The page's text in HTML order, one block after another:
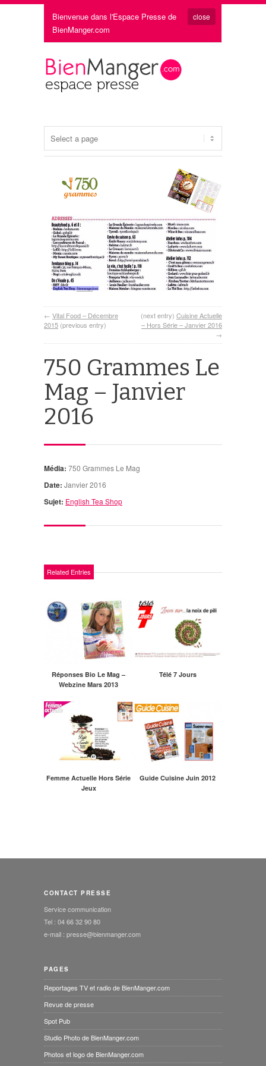
Bienvenue dans l'Espace Presse de
BienManger.com
close
← Vital Food – Décembre
2015 (previous entry)
(next entry) Cuisine Actuelle
– Hors Série – Janvier 2016
→
750 Grammes Le
Mag – Janvier
2016
Média: 750 Grammes Le Mag
Date: Janvier 2016
Sujet: English Tea Shop
Related Entries
Réponses Bio Le Mag –
Webzine Mars 2013
Télé 7 Jours
Femme Actuelle Hors Série
Jeux
Guide Cuisine Juin 2012
CONTACT PRESSE
Service communication
Tel : 04 66 32 90 80
e-mail : presse@bienmanger.com
PAGES
Reportages TV et radio de BienManger.com
Revue de presse
Spot Pub
Studio Photo de BienManger.com
Photos et logo de BienManger.com